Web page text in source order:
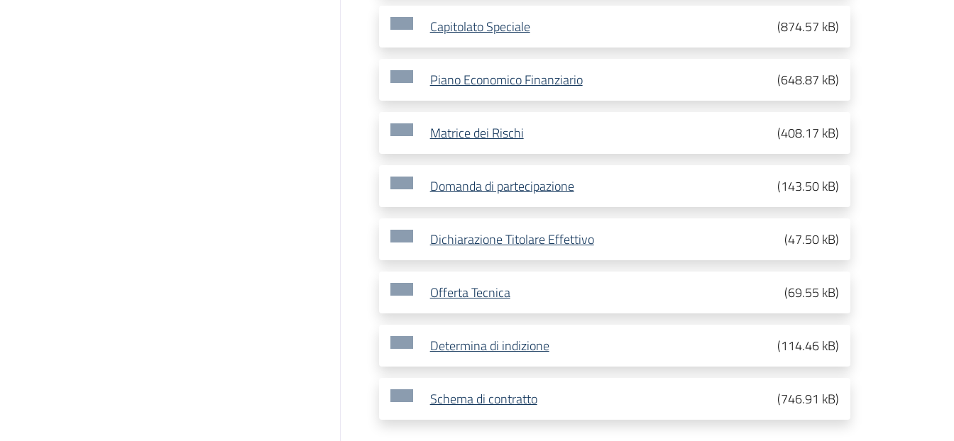
Capitolato Speciale (874.57 kB)
Piano Economico Finanziario (648.87 kB)
Matrice dei Rischi (408.17 kB)
Domanda di partecipazione (143.50 kB)
Dichiarazione Titolare Effettivo (47.50 kB)
Offerta Tecnica (69.55 kB)
Determina di indizione (114.46 kB)
Schema di contratto (746.91 kB)